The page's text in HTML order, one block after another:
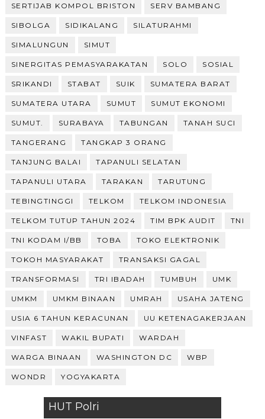
SERTIJAB KOMPOL BRISTON SERV BAMBANG
SIBOLGA SIDIKALANG SILATURAHMI
SIMALUNGUN SIMUT
SINERGITAS PEMASYARAKATAN SOLO SOSIAL
SRIKANDI STABAT SUIK SUMATERA BARAT
SUMATERA UTARA SUMUT SUMUT EKONOMI
SUMUT. SURABAYA TABUNGAN TANAH SUCI
TANGERANG TANGKAP 3 ORANG
TANJUNG BALAI TAPANULI SELATAN
TAPANULI UTARA TARAKAN TARUTUNG
TEBINGTINGGI TELKOM TELKOM INDONESIA
TELKOM TUTUP TAHUN 2024 TIM BPK AUDIT TNI
TNI KODAM I/BB TOBA TOKO ELEKTRONIK
TOKOH MASYARAKAT TRANSAKSI GAGAL
TRANSFORMASI TRI IBADAH TUMBUH UMK
UMKM UMKM BINAAN UMRAH USAHA JATENG
USIA 6 TAHUN KERACUNAN UU KETENAGAKERJAAN
VINFAST WAKIL BUPATI WARDAH
WARGA BINAAN WASHINGTON DC WBP
WONDR YOGYAKARTA
HUT Polri